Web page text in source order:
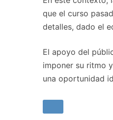
que el curso
detalles, dado el
El apoyo del
imponer su ritmo
una oportunidad